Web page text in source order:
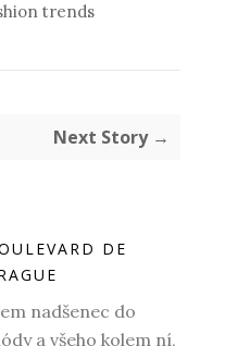
trends
Next Story →
DE
nadšenec do
a všeho kolem ní,